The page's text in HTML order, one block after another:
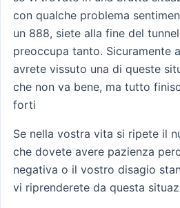
con qualche problema
un 888, siete alla fine del
preoccupa tanto. Sicuramente
avrete vissuto una di queste
che non va bene, ma tutto
forti
Se nella vostra vita si ripete il
che dovete avere pazienza
negativa o il vostro disagio
vi riprenderete da questa